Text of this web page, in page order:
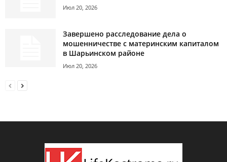
Июл 20, 2026
Завершено расследование дела о
мошенничестве с материнским капиталом
в Шарьинском районе
Июл 20, 2026